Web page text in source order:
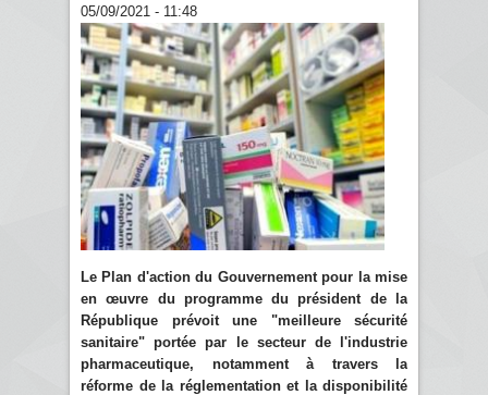
05/09/2021 - 11:48
Le Plan d'action du Gouvernement pour la mise
en œuvre du programme du président de la
République prévoit une "meilleure sécurité
sanitaire" portée par le secteur de l'industrie
pharmaceutique, notamment à travers la
réforme de la réglementation et la disponibilité